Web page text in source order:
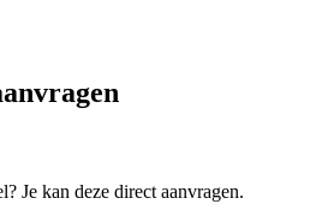
Je kan deze direct aanvragen.